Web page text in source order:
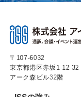
〒107-6032
東京都港区赤坂1-12-32
アーク森ビル32階